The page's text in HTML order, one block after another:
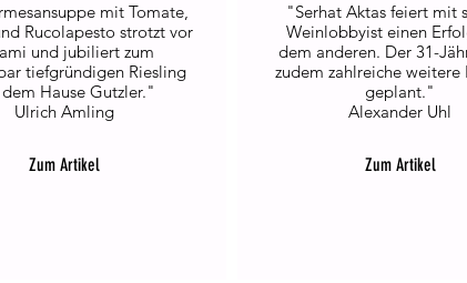
mit Tomate,
Rucolapesto strotzt vor
und jubiliert zum
tiefgründigen Riesling
Hause Gutzler."
Ulrich Amling
Zum Artikel
"Serhat Aktas feiert mit
Weinlobbyist einen
dem anderen. Der 31-
zudem zahlreiche weitere
geplant."
Alexander Uhl
Zum Artikel